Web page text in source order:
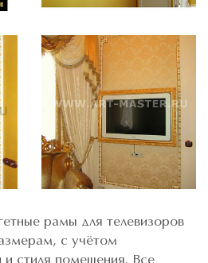
рамы для телевизоров
с учётом
стиля помещения. Все